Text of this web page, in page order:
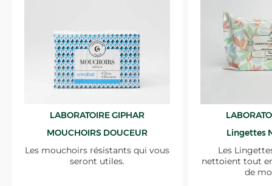
LABORATOIRE GIPHAR
MOUCHOIRS DOUCEUR
Les mouchoirs résistants qui vous
seront utiles.
Lingettes
Les
nettoient tout
de